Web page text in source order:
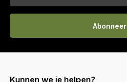
Abonneer
Kunnen we je helpen?